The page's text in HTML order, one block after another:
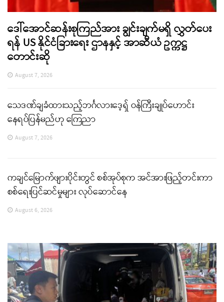
ဒေါ်အောင်ဆန်းစုကြည်အား ချွင်းချက်မရှိ လွှတ်ပေး
ရန် US နိုင်ငံခြားရေး ဌာနနှင့် အာဆီယံ ဥက္ကဋ္ဌ
တောင်းဆို
August 7, 2026
သေဒဏ်ချခံထားသည့်ဘင်္ဂလားဒေ့ရှ် ဝန်ကြီးချုပ်ဟောင်း
နေရပ်ပြန်မည်ဟု ကြေညာ
August 7, 2026
ကချင်မြောက်ဖျားပိုင်းတွင် စစ်အုပ်စုက အင်အားဖြည့်တင်းကာ
စစ်ရေးပြင်ဆင်မှုများ လုပ်ဆောင်နေ
August 6, 2026